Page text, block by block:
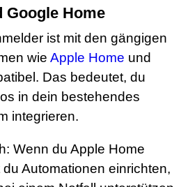
Google Home
ist mit den gängigen
wie Apple Home und
Das bedeutet, du
in dein bestehendes
integrieren.
Wenn du Apple Home
Automationen einrichten,